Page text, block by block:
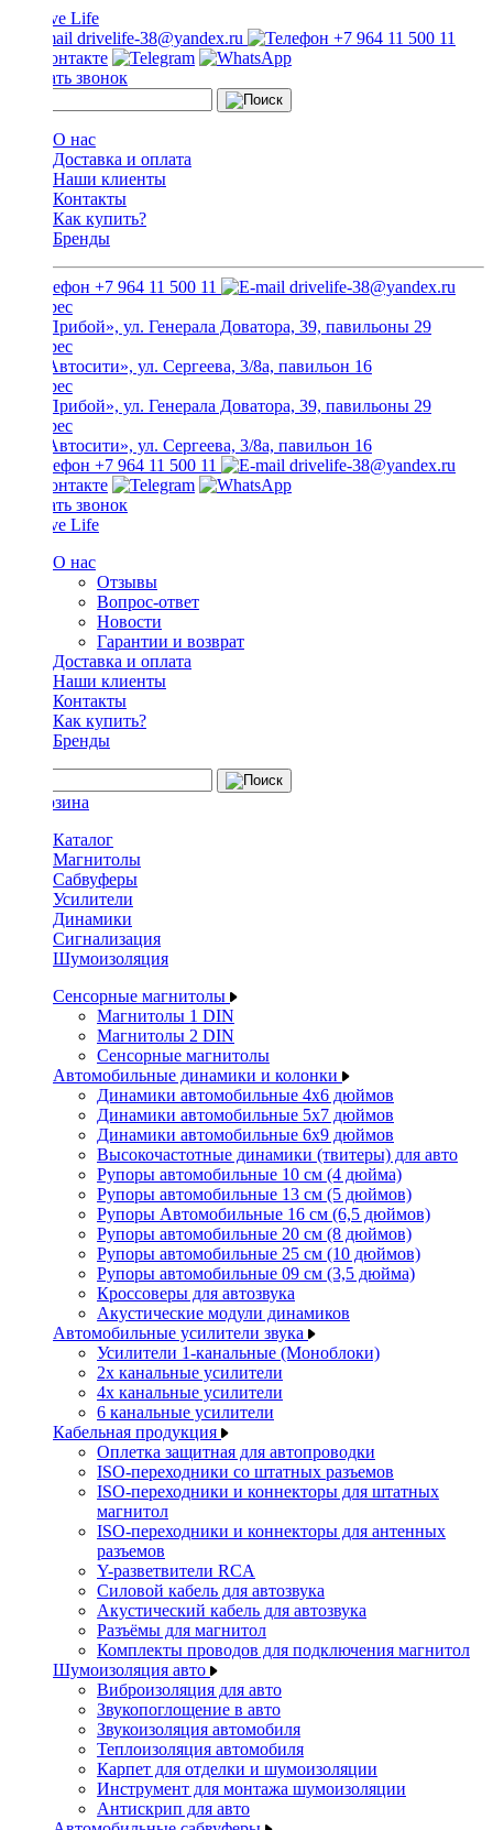
drivelife-38@yandex.ru +7 964 11 500 11
Заказать звонок
О нас
Доставка и оплата
Наши клиенты
Контакты
Как купить?
Бренды
+7 964 11 500 11 drivelife-38@yandex.ru
ТЦ «Прибой», ул. Генерала Доватора, 39, павильоны 29
ТЦ «Автосити», ул. Сергеева, 3/8а, павильон 16
ТЦ «Прибой», ул. Генерала Доватора, 39, павильоны 29
ТЦ «Автосити», ул. Сергеева, 3/8а, павильон 16
+7 964 11 500 11
drivelife-38@yandex.ru
Заказать звонок
О нас
Отзывы
Вопрос-ответ
Новости
Гарантии и возврат
Доставка и оплата
Наши клиенты
Контакты
Как купить?
Бренды
Каталог
Магнитолы
Сабвуферы
Усилители
Динамики
Сигнализация
Шумоизоляция
Сенсорные магнитолы
Магнитолы 1 DIN
Магнитолы 2 DIN
Сенсорные магнитолы
Автомобильные динамики и колонки
Динамики автомобильные 4x6 дюймов
Динамики автомобильные 5x7 дюймов
Динамики автомобильные 6x9 дюймов
Высокочастотные динамики (твитеры) для авто
Рупоры автомобильные 10 см (4 дюйма)
Рупоры автомобильные 13 см (5 дюймов)
Рупоры Автомобильные 16 см (6,5 дюймов)
Рупоры автомобильные 20 см (8 дюймов)
Рупоры автомобильные 25 см (10 дюймов)
Рупоры автомобильные 09 см (3,5 дюйма)
Кроссоверы для автозвука
Акустические модули динамиков
Автомобильные усилители звука
Усилители 1-канальные (Моноблоки)
2х канальные усилители
4х канальные усилители
6 канальные усилители
Кабельная продукция
Оплетка защитная для автопроводки
ISO-переходники со штатных разъемов
ISO-переходники и коннекторы для штатных
магнитол
ISO-переходники и коннекторы для антенных
разъемов
Y-разветвители RCA
Силовой кабель для автозвука
Акустический кабель для автозвука
Разъёмы для магнитол
Комплекты проводов для подключения магнитол
Шумоизоляция авто
Виброизоляция для авто
Звукопоглощение в авто
Звукоизоляция автомобиля
Теплоизоляция автомобиля
Карпет для отделки и шумоизоляции
Инструмент для монтажа шумоизоляции
Антискрип для авто